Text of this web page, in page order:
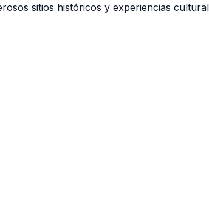
sitios históricos y experiencias